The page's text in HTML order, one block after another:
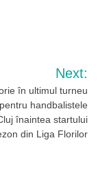
Next:
în ultimul turneu
handbalistele
înaintea startului
din Liga Florilor